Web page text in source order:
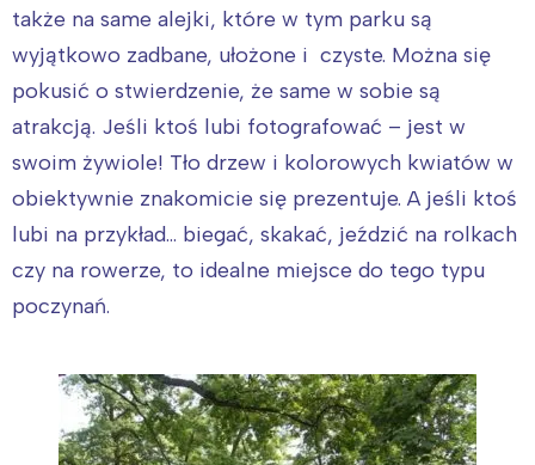
także na same alejki, które w tym parku są
wyjątkowo zadbane, ułożone i czyste. Można się
pokusić o stwierdzenie, że same w sobie są
atrakcją. Jeśli ktoś lubi fotografować – jest w
swoim żywiole! Tło drzew i kolorowych kwiatów w
obiektywnie znakomicie się prezentuje. A jeśli ktoś
lubi na przykład… biegać, skakać, jeździć na rolkach
czy na rowerze, to idealne miejsce do tego typu
poczynań.